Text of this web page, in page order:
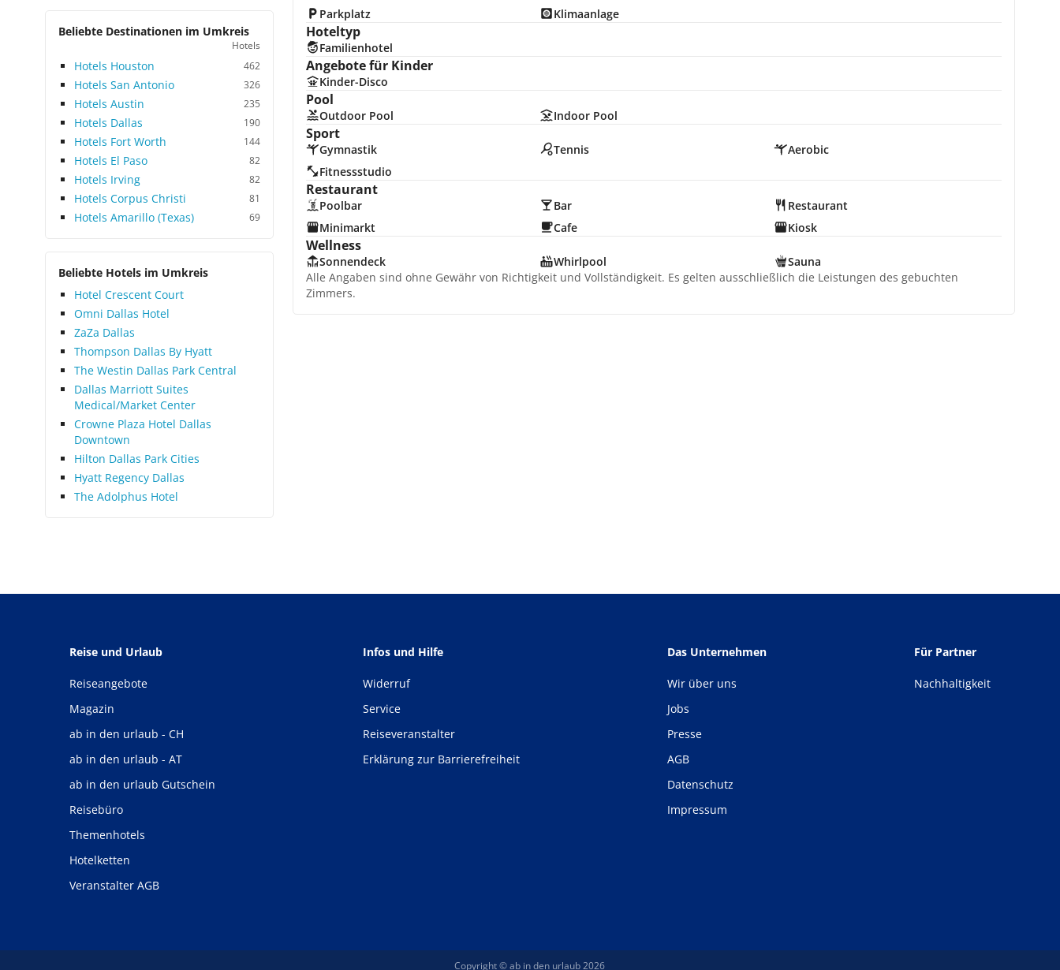
Beliebte Destinationen im Umkreis
Hotels
Hotels Houston 462
Hotels San Antonio 326
Hotels Austin 235
Hotels Dallas 190
Hotels Fort Worth 144
Hotels El Paso 82
Hotels Irving 82
Hotels Corpus Christi 81
Hotels Amarillo (Texas) 69
Beliebte Hotels im Umkreis
Hotel Crescent Court
Omni Dallas Hotel
ZaZa Dallas
Thompson Dallas By Hyatt
The Westin Dallas Park Central
Dallas Marriott Suites
Medical/Market Center
Crowne Plaza Hotel Dallas
Downtown
Hilton Dallas Park Cities
Hyatt Regency Dallas
The Adolphus Hotel
Parkplatz
Klimaanlage
Hoteltyp
Familienhotel
Angebote für Kinder
Kinder-Disco
Pool
Outdoor Pool Indoor Pool
Sport
Gymnastik Tennis
Aerobic
Fitnessstudio
Restaurant
Poolbar Bar
Restaurant
Minimarkt
Cafe Kiosk
Wellness
Sonnendeck Whirlpool
Sauna
Alle Angaben sind ohne Gewähr von Richtigkeit und Vollständigkeit. Es gelten ausschließlich die Leistungen des gebuchten
Zimmers.
Reise und Urlaub
Reiseangebote
Magazin
ab in den urlaub - CH
ab in den urlaub - AT
ab in den urlaub Gutschein
Reisebüro
Themenhotels
Hotelketten
Veranstalter AGB
Infos und Hilfe
Widerruf
Service
Reiseveranstalter
Erklärung zur Barrierefreiheit
Das Unternehmen
Wir über uns
Jobs
Presse
AGB
Datenschutz
Impressum
Für Partner
Nachhaltigkeit
Copyright © ab in den urlaub 2026